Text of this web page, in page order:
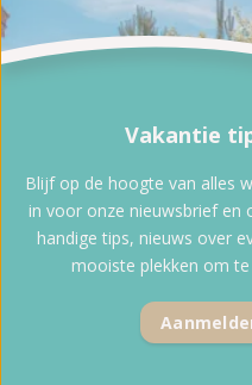
Vakantie
Blijf op de hoogte van alles
in voor onze nieuwsbrief en
handige tips, nieuws over
mooiste plekken om